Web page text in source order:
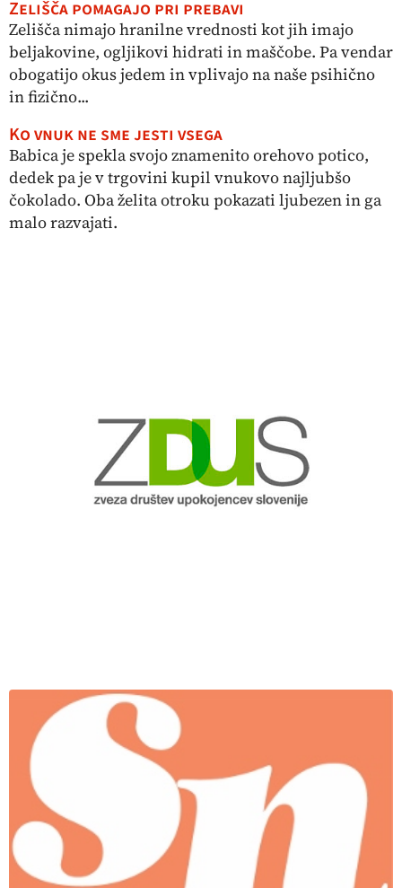
Zelišča pomagajo pri prebavi
Zelišča nimajo hranilne vrednosti kot jih imajo
beljakovine, ogljikovi hidrati in maščobe. Pa vendar
obogatijo okus jedem in vplivajo na naše psihično
in fizično...
Ko vnuk ne sme jesti vsega
Babica je spekla svojo znamenito orehovo potico,
dedek pa je v trgovini kupil vnukovo najljubšo
čokolado. Oba želita otroku pokazati ljubezen in ga
malo razvajati.